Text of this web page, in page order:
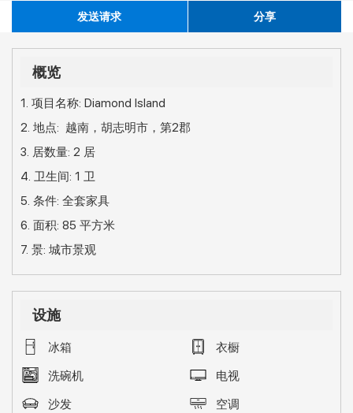
发送请求 分享
概览
1. 项目名称: Diamond Island
2. 地点: 越南，胡志明市，第2郡
3. 居数量: 2 居
4. 卫生间: 1 卫
5. 条件: 全套家具
6. 面积: 85 平方米
7. 景: 城市景观
设施
冰箱
衣橱
洗碗机
电视
沙发
空调